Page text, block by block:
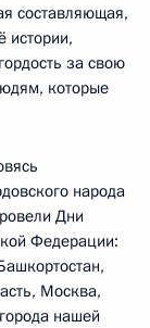
составляющая,
истории,
за свою
которые
народа
Дни
Федерации:
Москва,
нашей